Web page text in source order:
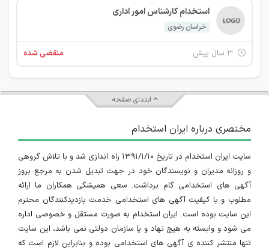
استخدام کارشناس امور اداری
خراسان رضوی
منقضی شده
ابتدای صفحه
مختصری درباره ایران استخدام
سایت ایران استخدام در تاریخ ۱۳۹۱/۱/۱۰ راه اندازی شد و با تلاش گروهی
و روزانه مدیران و نویسندگان خود در جهت تبدیل شدن به مرجع بروز
آگهی های استخدامی گام برداشت. سعی همیشگی همکاران ما ارائه
مطلوب و با کیفیت آگهی های استخدامی خدمت بازدیدکنندگان محترم
این سایت بوده است. ایران استخدام به صورت مستقل و خصوصی اداره
می شود و وابسته به هیچ نهاد و یا سازمان دولتی نمی باشد، این سایت
تنها منتشر کننده ی آگهی های استخدامی بوده و بنابراین لازم است که